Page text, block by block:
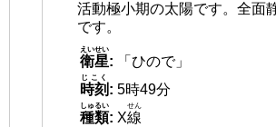
活動極小期の太陽です。全面
です。
衛星
えいせい
:
「ひので」
時刻
じこく
: 5時49分
種類
しゅるい
: X線
せん